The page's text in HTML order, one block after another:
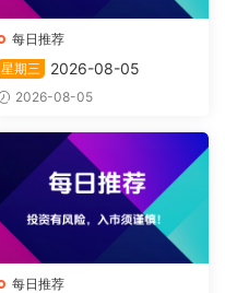
每日推荐
星期三
2026-08-05
2026-08-05
每日推荐